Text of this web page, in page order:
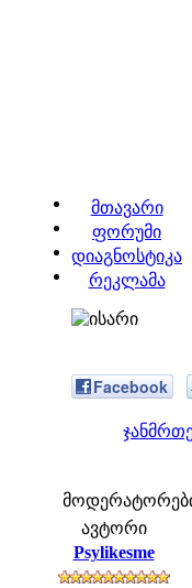
მთავარი
ფორუმი
დიაგნოსტიკა
რეკლამა
Facebook
მოდერატორები:
ავტორი
Psylikesme